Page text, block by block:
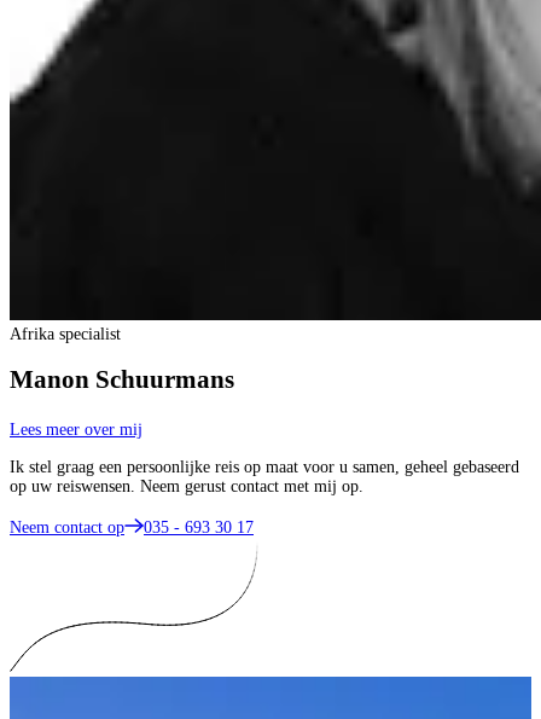
Afrika specialist
Manon Schuurmans
Lees meer over mij
Ik stel graag een persoonlijke reis op maat voor u samen, geheel gebaseerd
op uw reiswensen. Neem gerust contact met mij op.
Neem contact op 035 - 693 30 17